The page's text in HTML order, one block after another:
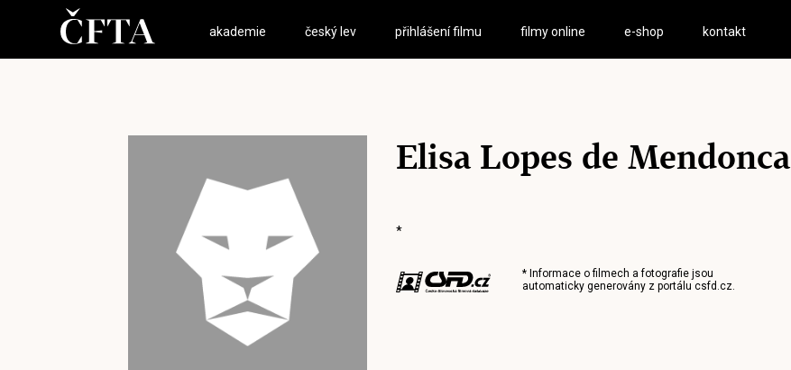
akademie český lev přihlášení filmu filmy online e-shop kontakt
Elisa Lopes de Mendonca
*
* Informace o filmech a fotografie jsou
automaticky generovány z portálu csfd.cz.